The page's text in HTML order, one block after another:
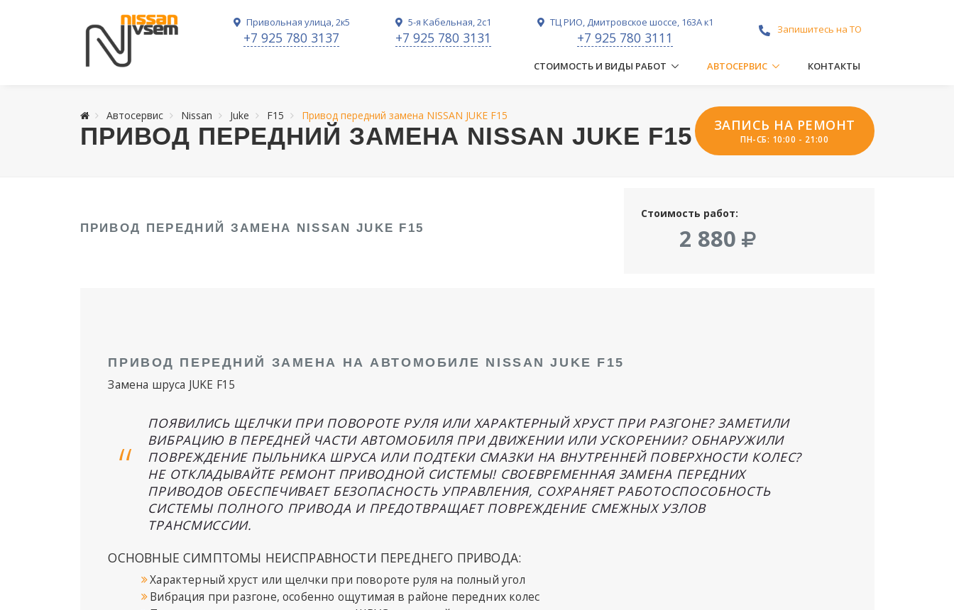
Привольная улица, 2к5
+7 925 780 3137
5-я Кабельная, 2с1
+7 925 780 3131
ТЦ РИО, Дмитровское шоссе, 163А к1
+7 925 780 3111
Запишитесь на ТО
СТОИМОСТЬ И ВИДЫ РАБОТ АВТОСЕРВИС КОНТАКТЫ
Автосервис Nissan Juke F15 Привод передний замена NISSAN JUKE F15
ПРИВОД ПЕРЕДНИЙ ЗАМЕНА NISSAN JUKE F15 ЗАПИСЬ НА РЕМОНТ
ПН-СБ: 10:00 - 21:00
ПРИВОД ПЕРЕДНИЙ ЗАМЕНА NISSAN JUKE F15
Стоимость работ:
2 880
ПРИВОД ПЕРЕДНИЙ ЗАМЕНА НА АВТОМОБИЛЕ NISSAN JUKE F15
Замена шруса JUKE F15
ПОЯВИЛИСЬ ЩЕЛЧКИ ПРИ ПОВОРОТЕ РУЛЯ ИЛИ ХАРАКТЕРНЫЙ ХРУСТ ПРИ РАЗГОНЕ? ЗАМЕТИЛИ
ВИБРАЦИЮ В ПЕРЕДНЕЙ ЧАСТИ АВТОМОБИЛЯ ПРИ ДВИЖЕНИИ ИЛИ УСКОРЕНИИ? ОБНАРУЖИЛИ
ПОВРЕЖДЕНИЕ ПЫЛЬНИКА ШРУСА ИЛИ ПОДТЕКИ СМАЗКИ НА ВНУТРЕННЕЙ ПОВЕРХНОСТИ КОЛЕС?
НЕ ОТКЛАДЫВАЙТЕ РЕМОНТ ПРИВОДНОЙ СИСТЕМЫ! СВОЕВРЕМЕННАЯ ЗАМЕНА ПЕРЕДНИХ
ПРИВОДОВ ОБЕСПЕЧИВАЕТ БЕЗОПАСНОСТЬ УПРАВЛЕНИЯ, СОХРАНЯЕТ РАБОТОСПОСОБНОСТЬ
СИСТЕМЫ ПОЛНОГО ПРИВОДА И ПРЕДОТВРАЩАЕТ ПОВРЕЖДЕНИЕ СМЕЖНЫХ УЗЛОВ
ТРАНСМИССИИ.
ОСНОВНЫЕ СИМПТОМЫ НЕИСПРАВНОСТИ ПЕРЕДНЕГО ПРИВОДА:
Характерный хруст или щелчки при повороте руля на полный угол
Вибрация при разгоне, особенно ощутимая в районе передних колес